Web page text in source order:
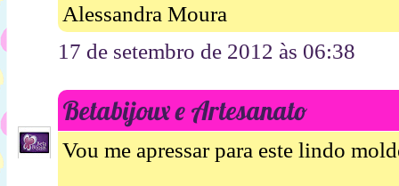
Alessandra Moura
17 de setembro de 2012 às 06:38
Betabijoux e Artesanato
Vou me apressar para este lindo